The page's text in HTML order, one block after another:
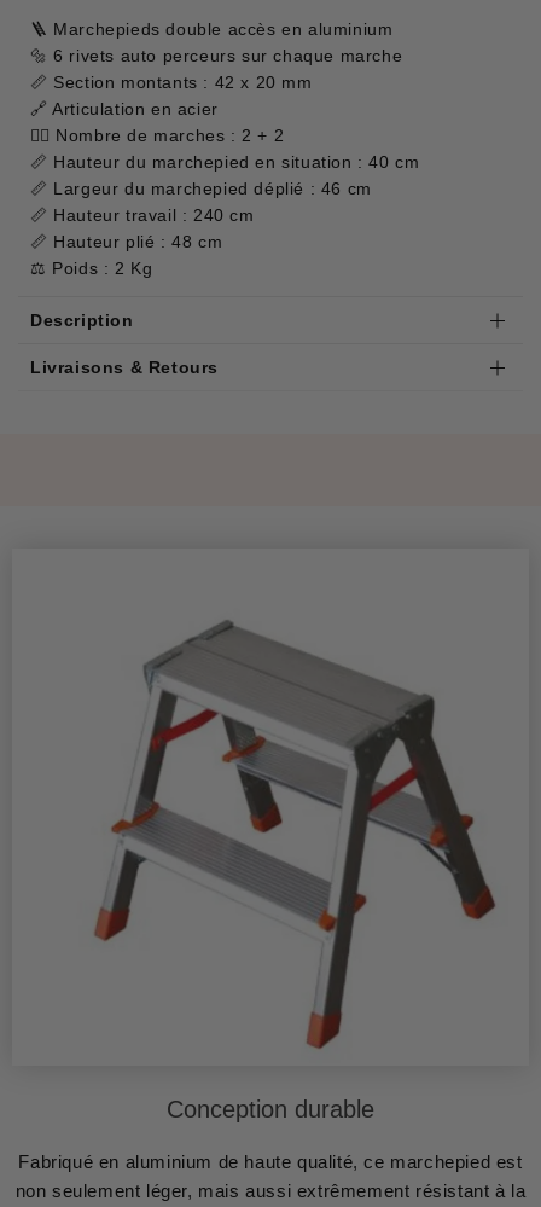
🪜 Marchepieds double accès en aluminium
🔩 6 rivets auto perceurs sur chaque marche
📏 Section montants : 42 x 20 mm
🔗 Articulation en acier
🚶‍♂️ Nombre de marches : 2 + 2
📏 Hauteur du marchepied en situation : 40 cm
📏 Largeur du marchepied déplié : 46 cm
📏 Hauteur travail : 240 cm
📏 Hauteur plié : 48 cm
⚖️ Poids : 2 Kg
Description
Livraisons & Retours
Conception durable
Fabriqué en aluminium de haute qualité, ce marchepied est
non seulement léger, mais aussi extrêmement résistant à la